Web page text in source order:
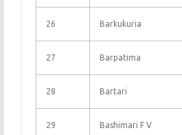
26 Barkukuria
27 Barpatima
28 Bartari
29 Bashimari F V